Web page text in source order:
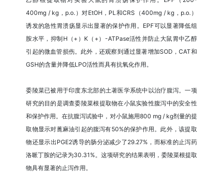
400mg / kg，p.o.）对EtOH，PL和CRS（400mg / kg，p.o.）
诱发的急性胃溃疡显示出显著的保护作用。EPF可以显著降低组
胺水平，抑制H（+）K（+）-ATPase活性并防止大鼠胃中乙醇
引起的微血管损伤。此外，还观察到通过显著增加SOD，CAT和
GSH的含量并降低LPO活性而具有抗氧化作用。
委陵菜已被用于印度东北部的土著医学系统中以治疗腹泻。一项
研究的目的是调查委陵菜根提取物在小鼠实验性腹泻中的安全性
和保护作用。在抗腹泻试验中，对小鼠施用800 mg / kg剂量的提
取物显示对蓖麻油引起的腹泻有50%的保护作用。此外，该提取
物还显示出PGE2诱导的肠分泌减少了29.27%，而标准的止泻药
洛哌丁胺的记录为30.31%。这项研究的结果表明，委陵菜根提取
物具有显著的止泻作用。